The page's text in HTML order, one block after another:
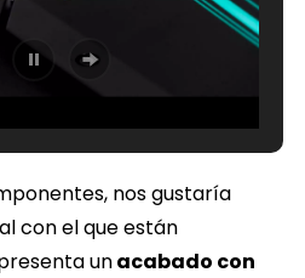
nos gustaría
con el que están
unacabado con